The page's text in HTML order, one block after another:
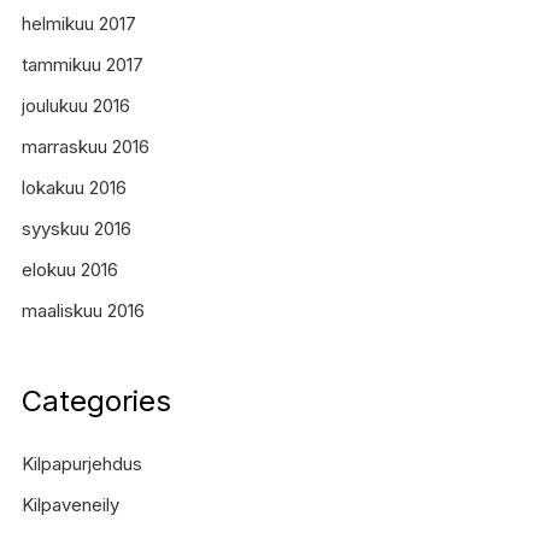
helmikuu 2017
tammikuu 2017
joulukuu 2016
marraskuu 2016
lokakuu 2016
syyskuu 2016
elokuu 2016
maaliskuu 2016
Categories
Kilpapurjehdus
Kilpaveneily